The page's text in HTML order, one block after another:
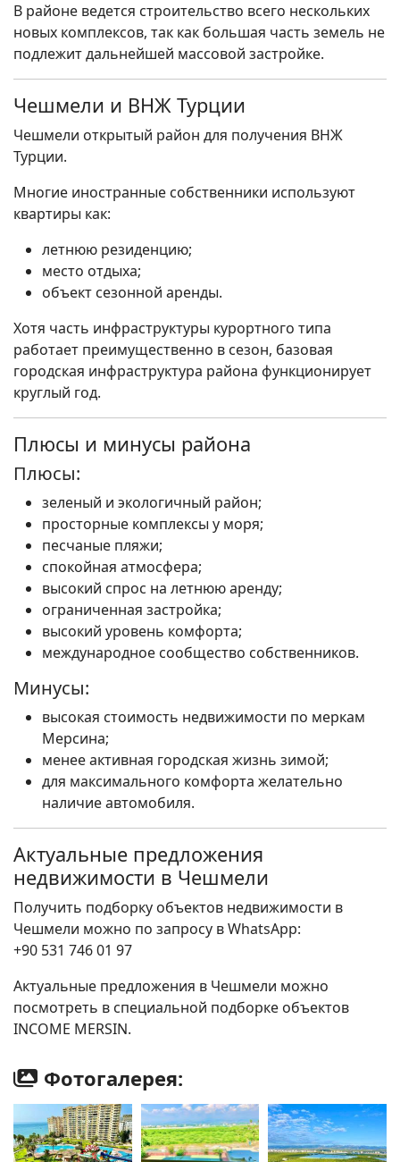
В районе ведется строительство всего нескольких
новых комплексов, так как большая часть земель не
подлежит дальнейшей массовой застройке.
Чешмели и ВНЖ Турции
Чешмели открытый район для получения ВНЖ
Турции.
Многие иностранные собственники используют
квартиры как:
летнюю резиденцию;
место отдыха;
объект сезонной аренды.
Хотя часть инфраструктуры курортного типа
работает преимущественно в сезон, базовая
городская инфраструктура района функционирует
круглый год.
Плюсы и минусы района
Плюсы:
зеленый и экологичный район;
просторные комплексы у моря;
песчаные пляжи;
спокойная атмосфера;
высокий спрос на летнюю аренду;
ограниченная застройка;
высокий уровень комфорта;
международное сообщество собственников.
Минусы:
высокая стоимость недвижимости по меркам
Мерсина;
менее активная городская жизнь зимой;
для максимального комфорта желательно
наличие автомобиля.
Актуальные предложения
недвижимости в Чешмели
Получить подборку объектов недвижимости в
Чешмели можно по запросу в WhatsApp:
+90 531 746 01 97
Актуальные предложения в Чешмели можно
посмотреть в специальной подборке объектов
INCOME MERSIN.
Фотогалерея: